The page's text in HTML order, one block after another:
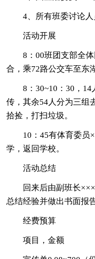
4、所有班委讨论人
活动开展
8：00班团支部全
合，乘72路公交车至东
8：30~10：30，
传，其余54人分为三组
拾捡，打扫垃圾。
10：45有体育委员
学，返回学校。
活动总结
回来后由副班长
总结经验并做出书面报告
经费预算
项目，金额